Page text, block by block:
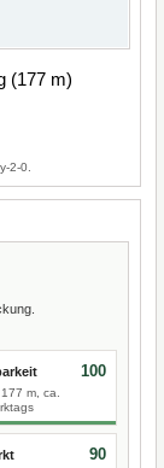
(177 m)
2-0.
m, ca.
100
90